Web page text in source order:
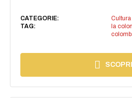
CATEGORIE:
Cultura
TAG:
la
SCOPRI